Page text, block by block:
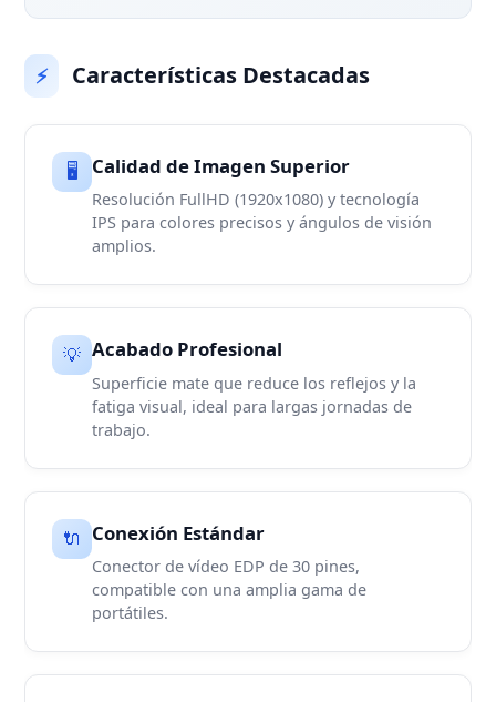
⚡ Características Destacadas
🖥️ Calidad de Imagen Superior
Resolución FullHD (1920x1080) y tecnología
IPS para colores precisos y ángulos de visión
amplios.
💡 Acabado Profesional
Superficie mate que reduce los reflejos y la
fatiga visual, ideal para largas jornadas de
trabajo.
🔌 Conexión Estándar
Conector de vídeo EDP de 30 pines,
compatible con una amplia gama de
portátiles.